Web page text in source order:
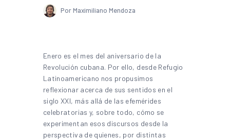
Por Maximiliano Mendoza
Enero es el mes del aniversario de la
Revolución cubana. Por ello, desde Refugio
Latinoamericano nos propusimos
reflexionar acerca de sus sentidos en el
siglo XXI, más allá de las efemérides
celebratorias y, sobre todo, cómo se
experimentan esos discursos desde la
perspectiva de quienes, por distintas